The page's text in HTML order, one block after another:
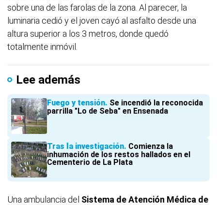
sobre una de las farolas de la zona. Al parecer, la
luminaria cedió y el joven cayó al asfalto desde una
altura superior a los 3 metros, donde quedó
totalmente inmóvil.
Lee además
Fuego y tensión Se incendió la reconocida
parrilla "Lo de Seba" en Ensenada
Tras la investigación Comienza la
inhumación de los restos hallados en el
Cementerio de La Plata
Una ambulancia del Sistema de Atención Médica de